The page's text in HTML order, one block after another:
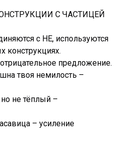
С ЧАСТИЦЕЙ
с НЕ, используются
конструкциях.
предложение.
твоя немилость –
не тёплый –
– усиление